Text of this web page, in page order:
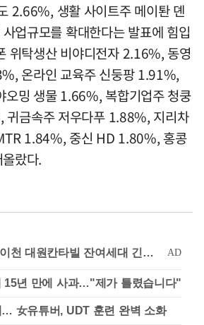
2.66%, 생활 사이트주 메이퇀 뎬
업규모를 확대한다는 발표에 힘입
위탁생산 비야디전자 2.16%, 동영
온라인 교육주 신둥팡 1.91%,
밍 생물 1.66%, 복합기업주 청쿵
귀금속주 저우다푸 1.88%, 지리차
1.84%, 중신 HD 1.80%, 홍콩
랐다.
15년 만에 사과…"제가 틀렸습니다"
… 女유튜버, UDT 훈련 완벽 소화